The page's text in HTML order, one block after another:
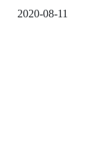
2020-08-11